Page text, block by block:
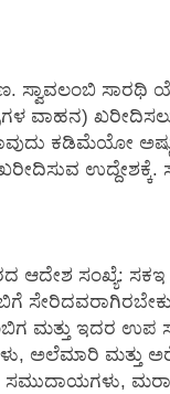
ಸ್ವಾವಲಂಬಿ ಸಾರಥಿ
ವಾಹನ)
ಯಾವುದು ಕಡಿಮೆಯೋ
ಉದ್ದೇಶಕ್ಕೆ.
ಸಂಖ್ಯೆ: ಸಕಇ
ಮತ್ತು ಇದರ ಉಪ
ಮತ್ತು ಅರೆ